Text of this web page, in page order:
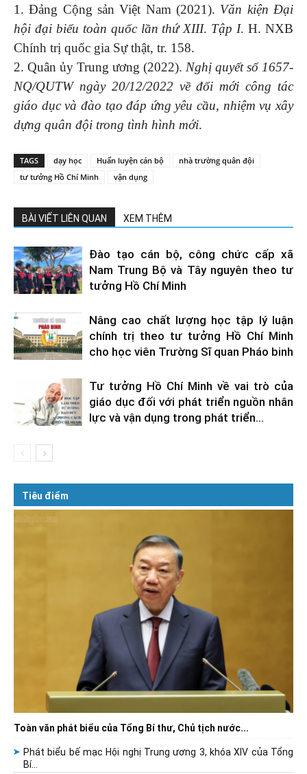
1. Đảng Cộng sản Việt Nam (2021). Văn kiện Đại
hội đại biểu toàn quốc lần thứ XIII. Tập I. H. NXB
Chính trị quốc gia Sự thật, tr. 158.
2. Quân ủy Trung ương (2022). Nghị quyết số 1657-
NQ/QUTW ngày 20/12/2022 về đổi mới công tác
giáo dục và đào tạo đáp ứng yêu cầu, nhiệm vụ xây
dựng quân đội trong tình hình mới.
TAGS dạy học Huấn luyện cán bộ
nhà trường quân đội
tư tưởng Hồ Chí Minh
vận dụng
BÀI VIẾT LIÊN QUAN XEM THÊM
Đào tạo cán bộ, công chức cấp xã
Nam Trung Bộ và Tây nguyên theo tư
tưởng Hồ Chí Minh
Nâng cao chất lượng học tập lý luận
chính trị theo tư tưởng Hồ Chí Minh
cho học viên Trường Sĩ quan Pháo binh
Tư tưởng Hồ Chí Minh về vai trò của
giáo dục đối với phát triển nguồn nhân
lực và vận dụng trong phát triển...
Tiêu điểm
Toàn văn phát biểu của Tổng Bí thư, Chủ tịch nước...
Phát biểu bế mạc Hội nghị Trung ương 3, khóa XIV của Tổng
Bí...